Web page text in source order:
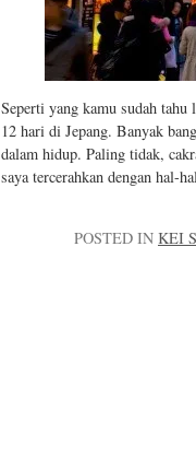
Seperti yang kamu sudah tahu
12 hari di Jepang. Banyak
dalam hidup. Paling tidak,
saya tercerahkan dengan hal-
POSTED IN KEI